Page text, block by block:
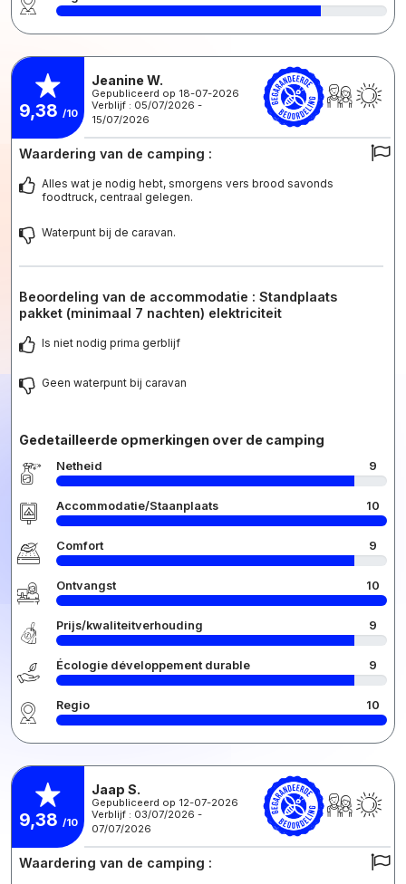
9,38 /10
Jeanine W.
Gepubliceerd op 18-07-2026
Verblijf : 05/07/2026 -
15/07/2026
Waardering van de camping :
Alles wat je nodig hebt, smorgens vers brood savonds
foodtruck, centraal gelegen.
Waterpunt bij de caravan.
Beoordeling van de accommodatie : Standplaats
pakket (minimaal 7 nachten) elektriciteit
Is niet nodig prima gerblijf
Geen waterpunt bij caravan
Gedetailleerde opmerkingen over de camping
Netheid 9
Accommodatie/Staanplaats 10
Comfort 9
Ontvangst 10
Prijs/kwaliteitverhouding 9
Écologie développement durable 9
Regio 10
9,38 /10
Jaap S.
Gepubliceerd op 12-07-2026
Verblijf : 03/07/2026 -
07/07/2026
Waardering van de camping :